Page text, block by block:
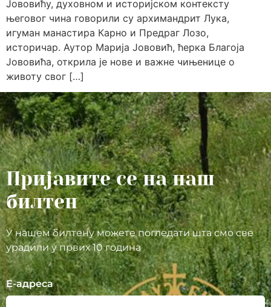
Јововићу, духовном и историјском контексту
његовог чина говорили су архимандрит Лука,
игуман манастира Карно и Предраг Лозо,
историчар. Аутор Марија Јововић, ћерка Благоја
Јововића, открила је нове и важне чињенице о
животу свог […]
Пријавите се на наш
билтен
У нашем билтену можете погледати шта смо све
урадили у првих 10 година
Е-адреса